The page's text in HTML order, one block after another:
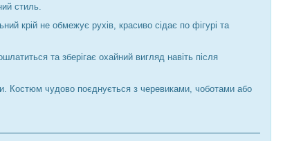
стиль.
крій не обмежує рухів, красиво сідає по фігурі та
та зберігає охайний вигляд навіть після
Костюм чудово поєднується з черевиками, чоботами або